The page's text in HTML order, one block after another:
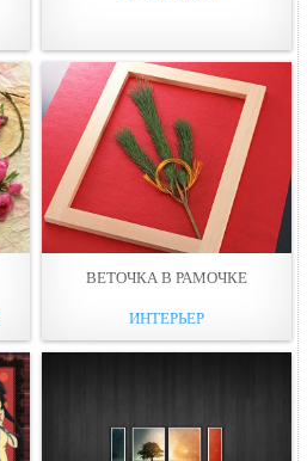
ВЕТОЧКА В РАМОЧКЕ
ИНТЕРЬЕР